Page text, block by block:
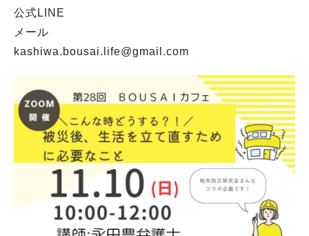
公式LINE
メール
kashiwa.bousai.life@gmail.com